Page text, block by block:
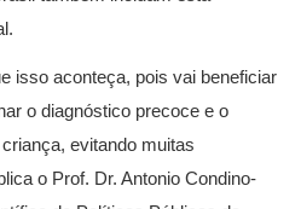
isso aconteça, pois vai beneficiar
o diagnóstico precoce e o
evitando muitas
o Prof. Dr. Antonio Condino-